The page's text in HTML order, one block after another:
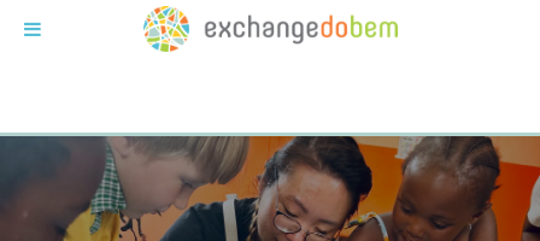
Exchange do Bem